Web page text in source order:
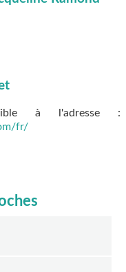
à l'adresse :
fr/